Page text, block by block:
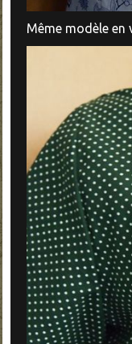
Même modèle en